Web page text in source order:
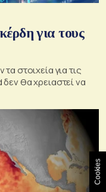
για τους
στοιχεία για τις
θα χρειαστεί να
Cookies